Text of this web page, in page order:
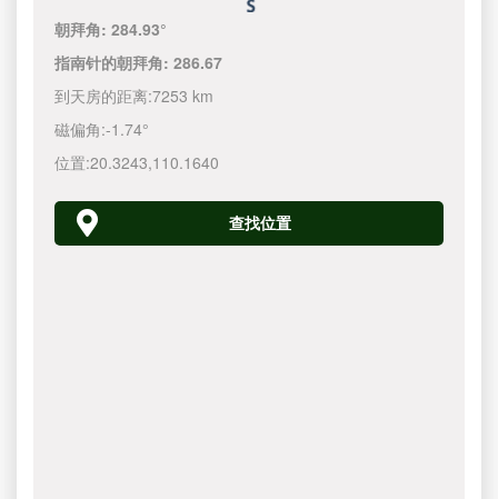
朝拜角:284.93°
指南针的朝拜角:286.67
到天房的距离:7253 km
磁偏角:-1.74°
位置:20.3243,110.1640
查找位置